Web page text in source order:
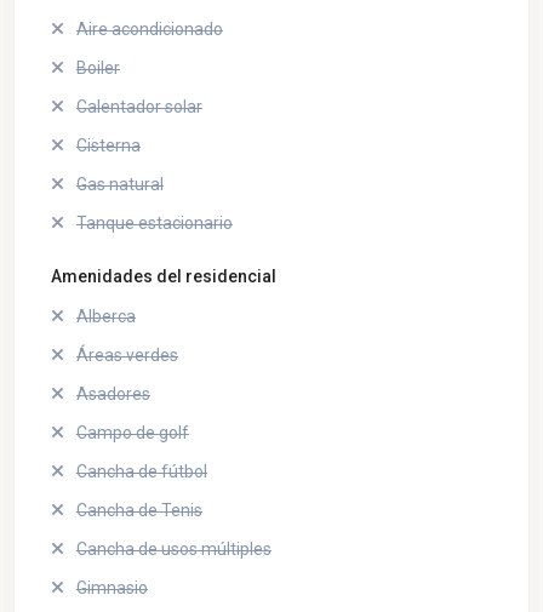
Aire acondicionado
Boiler
Calentador solar
Cisterna
Gas natural
Tanque estacionario
Amenidades del residencial
Alberca
Áreas verdes
Asadores
Campo de golf
Cancha de fútbol
Cancha de Tenis
Cancha de usos múltiples
Gimnasio